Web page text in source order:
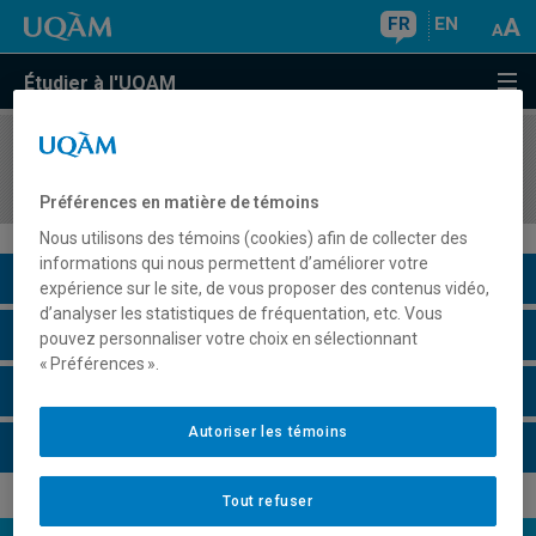
FR EN
Étudier à l'UQAM
COURS//
Description du cours
Horaire - Été 2026
Préférences en matière de témoins
Nous utilisons des témoins (cookies) afin de collecter des
informations qui nous permettent d’améliorer votre
expérience sur le site, de vous proposer des contenus vidéo,
d’analyser les statistiques de fréquentation, etc. Vous
pouvez personnaliser votre choix en sélectionnant
« Préférences ».
Tout refuser
Autoriser les témoins